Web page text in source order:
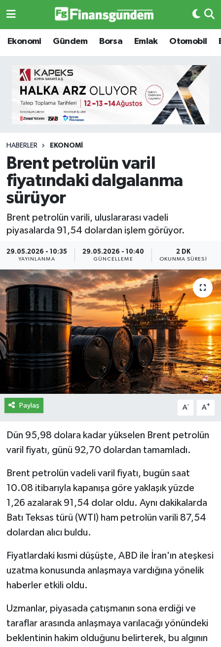
Ekonomi Gündem Borsa Emlak Otomobil
HABERLER EKONOMI
Brent petrolün varil
fiyatındaki dalgalanma
sürüyor
Brent petrolün varili, uluslararası vadeli
piyasalarda 91,54 dolardan işlem görüyor.
29.05.2026 - 10:35
YAYINLANMA
29.05.2026 - 10:40
GÜNCELLEME
2 DK
OKUNMA SÜRESI
Paylaş A- A+
Dün 95,98 dolara kadar yükselen Brent petrolün
varil fiyatı, günü 92,70 dolardan tamamladı.
Brent petrolün vadeli varil fiyatı, bugün saat
10.08 itibarıyla kapanışa göre yaklaşık yüzde
1,26 azalarak 91,54 dolar oldu. Aynı dakikalarda
Batı Teksas türü (WTI) ham petrolün varili 87,54
dolardan alıcı buldu.
Fiyatlardaki kısmi düşüşte, ABD ile İran'ın ateşkesi
uzatma konusunda anlaşmaya vardığına yönelik
haberler etkili oldu.
Uzmanlar, piyasada çatışmanın sona erdiği ve
taraflar arasında anlaşmaya varılacağı yönündeki
beklentinin hakim olduğunu belirterek, bu algının
Ekonomi
Borsa
Emlak
Otomobil
Gizlilik Sözleşmesi
Hakkımızda
Yasal Uyarı
Ekonomi
Borsa
Emlak
Emtia
BITCOIN
Yapay Zeka